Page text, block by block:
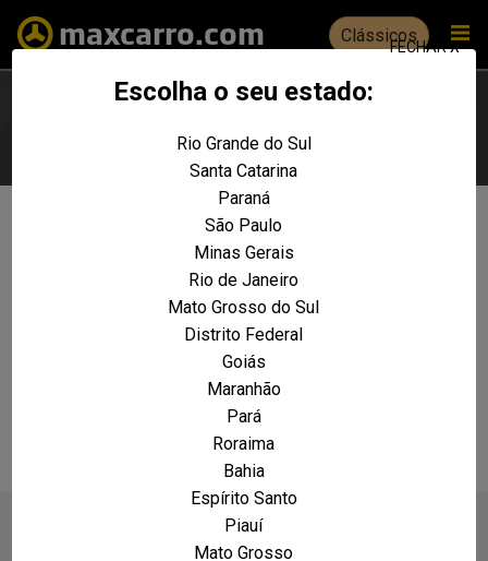
Escolha o seu estado:
FECHAR X
Rio Grande do Sul
Santa Catarina
Paraná
São Paulo
Minas Gerais
Rio de Janeiro
Mato Grosso do Sul
Distrito Federal
Goiás
Maranhão
Pará
Roraima
Bahia
Espírito Santo
Piauí
Mato Grosso
Clássicos
Não foram encontrados resultados
para a sua pesquisa:
Astra Elegance 2.0 MPFI
FlexPower 8V 3p
REALIZE UMA NOVA PESQUISA E TENTE ENCONTRAR O VEÍCULO QUE VOCÊ